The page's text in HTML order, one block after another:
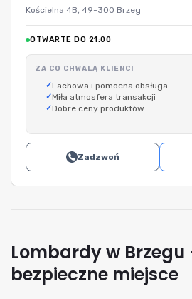
Kościelna 4B, 49-300 Brzeg
OTWARTE DO 21:00
ZA CO CHWALĄ KLIENCI
Fachowa i pomocna obsługa
Miła atmosfera transakcji
Dobre ceny produktów
Zadzwoń
Lombardy w
bezpieczne miejsce